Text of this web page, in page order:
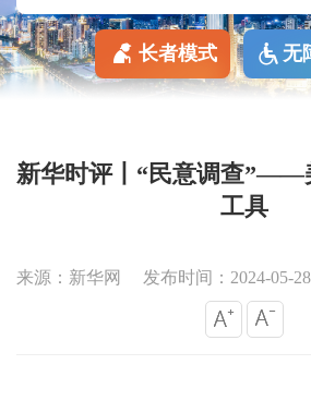
长者模式 无
新华时评丨“民意调查”——
工具
来源：新华网 发布时间：2024-05-